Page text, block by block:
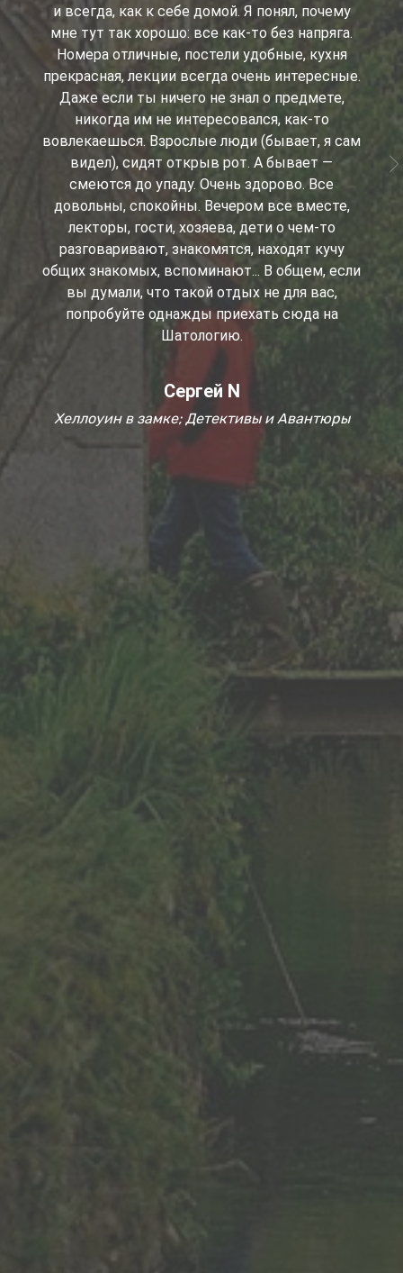
и всегда, как к себе домой. Я понял, почему
мне тут так хорошо: все как-то без напряга.
Номера отличные, постели удобные, кухня
прекрасная, лекции всегда очень интересные.
Даже если ты ничего не знал о предмете,
никогда им не интересовался, как-то
вовлекаешься. Взрослые люди (бывает, я сам
видел), сидят открыв рот. А бывает —
смеются до упаду. Очень здорово. Все
довольны, спокойны. Вечером все вместе,
лекторы, гости, хозяева, дети о чем-то
разговаривают, знакомятся, находят кучу
общих знакомых, вспоминают... В общем, если
вы думали, что такой отдых не для вас,
попробуйте однажды приехать сюда на
Шатологию.
Сергей N
Хеллоуин в замке; Детективы и Авантюры